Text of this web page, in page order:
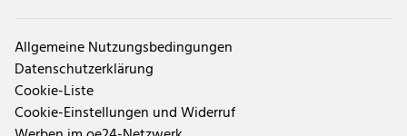
Allgemeine Nutzungsbedingungen
Datenschutzerklärung
Cookie-Liste
Cookie-Einstellungen und Widerruf